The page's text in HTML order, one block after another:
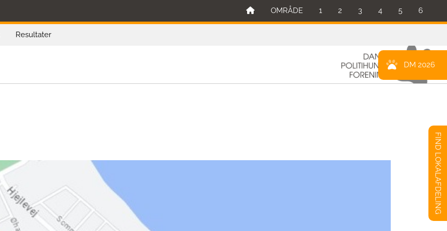
6
5
4
3
2
1
OMRÅDE
Resultater
DM 2026
FIND LOKALAFDELING